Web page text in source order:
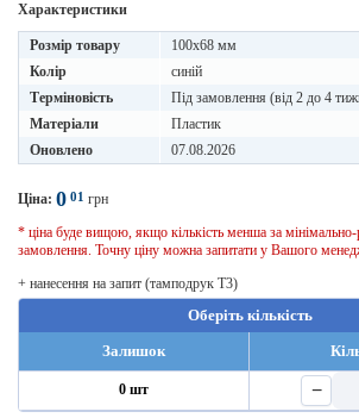
Характеристики
Розмір товару
100x68 мм
Колір
синій
Терміновість
Під замовлення (від 2 до 4
Матеріали
Пластик
Оновлено
07.08.2026
Ціна: 0 01 грн
* ціна буде вищою, якщо кількість менша за
замовлення. Точну ціну можна запитати у Вашого
+ нанесення на запит (тамподрук T3)
Оберіть кількість
Залишок
0 шт −